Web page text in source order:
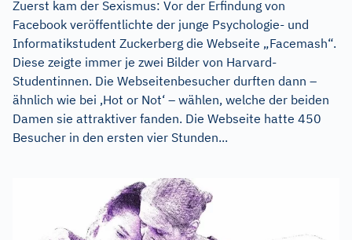
Zuerst kam der Sexismus: Vor der Erfindung von
Facebook veröffentlichte der junge Psychologie- und
Informatikstudent Zuckerberg die Webseite „Facemash“.
Diese zeigte immer je zwei Bilder von Harvard-
Studentinnen. Die Webseitenbesucher durften dann –
ähnlich wie bei ‚Hot or Not‘ – wählen, welche der beiden
Damen sie attraktiver fanden. Die Webseite hatte 450
Besucher in den ersten vier Stunden...